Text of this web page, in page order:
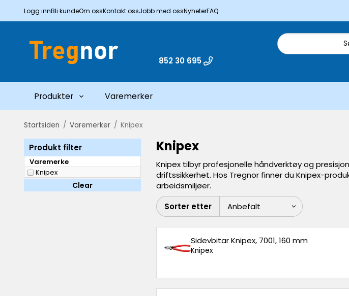
Logg innBli kundeOm ossKontakt ossJobb med ossNyheterFAQ
852 30 695
Produkter Varemerker
Startsiden / Varemerker / Knipex
Produkt filter
Varemerke
Knipex
Clear
Knipex
Knipex tilbyr profesjonelle håndverktøy og
driftssikkerhet. Hos Tregnor finner du Knipex-
arbeidsmiljøer.
Sorter etter
Sidevbitar Knipex, 7001, 160 mm
Knipex